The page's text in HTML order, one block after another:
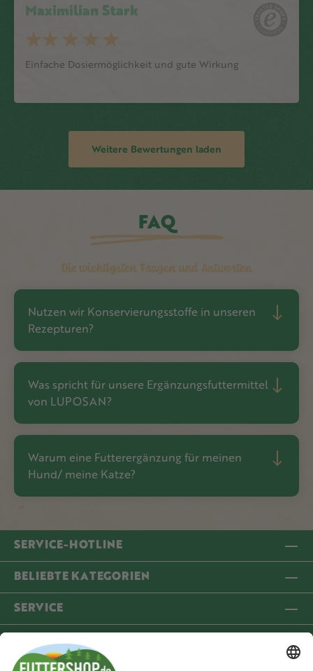
Maximilian Stark
Einfache Dosiermöglichkeit und gute Wirkung
Weitere Bewertungen laden
FAQ
Die wichtigsten Fragen und Antworten
Nutzen wir Konservierungsstoffe in unseren
Rezepturen?
Was spricht für unsere Ergänzungsfuttermittel
von LUPOSAN?
Warum eine Futterergänzung für meinen
Hund/ meine Katze?
SERVICE-HOTLINE
BELIEBTE KATEGORIEN
SERVICE